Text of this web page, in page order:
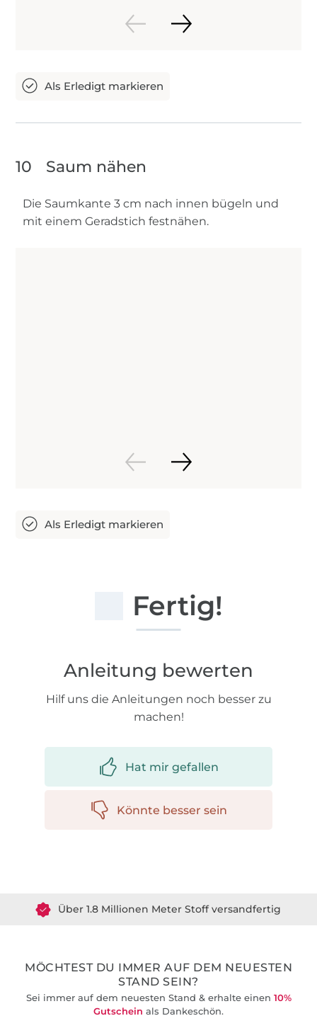
10 Saum nähen
Die Saumkante 3 cm nach innen bügeln und
mit einem Geradstich festnähen.
Fertig!
Anleitung bewerten
Hilf uns die Anleitungen noch besser zu
machen!
Hat mir gefallen
Könnte besser sein
Über 1.8 Millionen Meter Stoff versandfertig
36 Jahre Erfahrung
MÖCHTEST DU IMMER AUF DEM NEUESTEN
STAND SEIN?
Sei immer auf dem neuesten Stand & erhalte einen 10%
Gutschein als Dankeschön.